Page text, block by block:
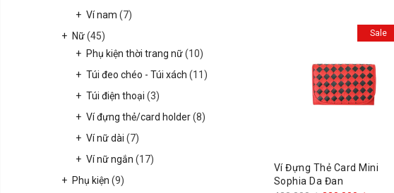
Sale
Ví Đựng Thẻ Card Mini
Sophia Da Đan
Ví nam (7)
Nữ(45)
Phụ kiện thời trang nữ(10)
Túi đeo chéo - Túi xách (11)
Túi điện thoại (3)
Ví đựng thẻ/card holder(8)
Ví nữ dài (7)
Ví nữ ngắn (17)
Phụ kiện (9)